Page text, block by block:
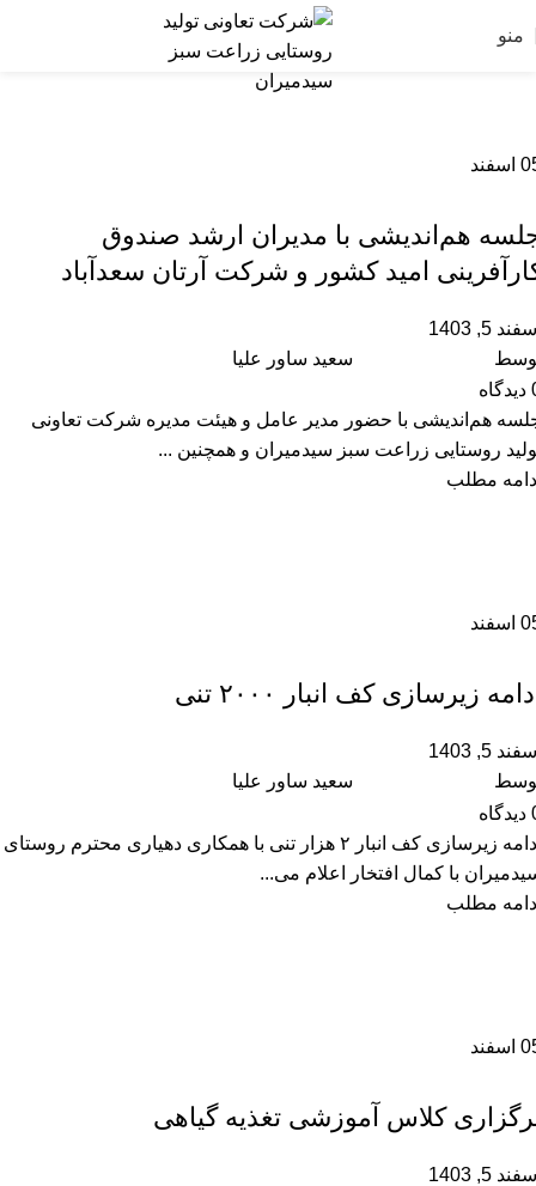
منو
اسفند
هم‌اندیشی با مدیران ارشد صندوق
امید کشور و شرکت آرتان سعدآباد
5, 1403
سعید ساور علیا
دیدگاه
هم‌اندیشی با حضور مدیر عامل و هیئت مدیره شرکت تعاونی
روستایی زراعت سبز سیدمیران و همچنین ...
مطلب
اسفند
زیرسازی کف انبار ۲۰۰۰ تنی
5, 1403
سعید ساور علیا
دیدگاه
ادامه زیرسازی کف انبار ۲ هزار تنی با همکاری دهیاری محترم روستای
با کمال افتخار اعلام می‌...
مطلب
اسفند
کلاس آموزشی تغذیه گیاهی
5, 1403